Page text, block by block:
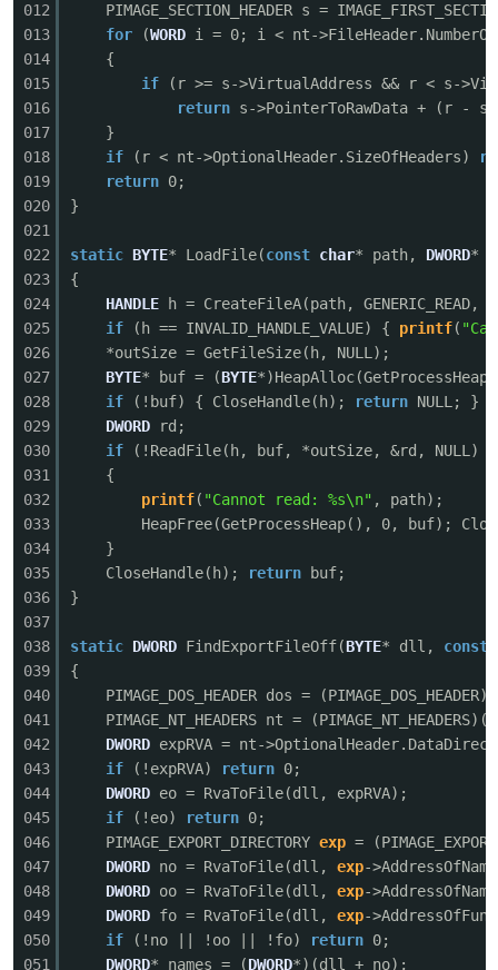
012
013
014
015
016
017
018
019
020
021
022
023
024
025
026
027
028
029
030
031
032
033
034
035
036
037
038
039
040
041
042
043
044
045
046
047
048
049
050
051
PIMAGE_SECTION_HEADER s =
for
(WORD i = 0; i < nt-
{
if
(r >= s->VirtualAddress && r < s-
return s->PointerToRawData + (r -
}
if
(r < nt->OptionalHeader.SizeOfHeaders)
return 0;
}
static BYTE* LoadFile(const char* path, DWORD*
{
HANDLE
h = CreateFileA(path, GENERIC_READ,
if
(h == INVALID_HANDLE_VALUE) { printf(
*outSize = GetFileSize(h, NULL);
BYTE* buf = (BYTE
if
(!buf) { CloseHandle(h); return NULL; }
DWORD
rd;
if
(!ReadFile(h, buf, *outSize, &rd,
{
printf( "Cannot read: %s\n" , path);
HeapFree(GetProcessHeap(), 0, buf);
}
CloseHandle(h);
return
buf;
}
static DWORD FindExportFileOff(BYTE* dll, const
{
PIMAGE_DOS_HEADER dos =
PIMAGE_NT_HEADERS nt =
DWORD expRVA = nt-
if
(!expRVA) return 0;
DWORD eo = RvaToFile(dll, expRVA);
if
(!eo) return 0;
PIMAGE_EXPORT_DIRECTORY exp =
DWORD no = RvaToFile(dll, exp-
DWORD oo = RvaToFile(dll, exp-
DWORD fo = RvaToFile(dll, exp-
if
(!no || !oo || !fo) return 0;
DWORD* names = (DWORD*)(dll + no);